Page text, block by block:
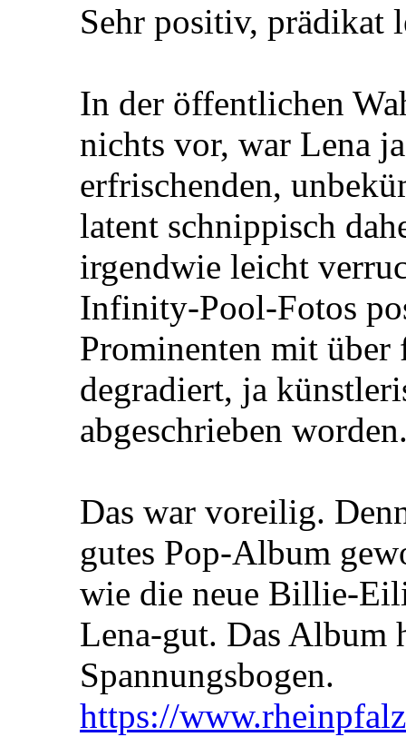
Sehr positiv, prädikat
In der öffentlichen
nichts vor, war Lena
erfrischenden,
latent schnippisch
irgendwie leicht
Infinity-Pool-Fotos
Prominenten mit
degradiert, ja
abgeschrieben
Das war voreilig.
gutes Pop-Album
wie die neue Billie-
Lena-gut. Das Album
Spannungsbogen.
https://